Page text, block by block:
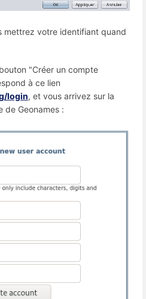
mettrez votre identifiant quand
"Créer un compte
à ce lien
login, et vous arrivez sur la
de Geonames :